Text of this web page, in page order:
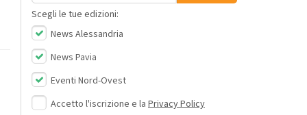
Scegli le tue edizioni:
News Alessandria
News Pavia
Eventi Nord-Ovest
Accetto l'iscrizione e la Privacy Policy